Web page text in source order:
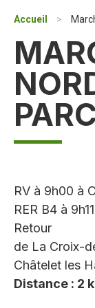
Accueil >
RV à 9h00 à
RER B4 à
Retour
de La Croix-
Châtelet les
Distance : 2